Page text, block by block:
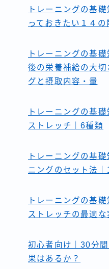
トレーニングの基
っておきたい１４の
トレーニングの基
後の栄養補給の大
グと摂取内容・量
トレーニングの基
ストレッチ｜6種類
トレーニングの基
ニングのセット法｜
トレーニングの基
ストレッチの最適な
初心者向け｜30分
果はあるか？